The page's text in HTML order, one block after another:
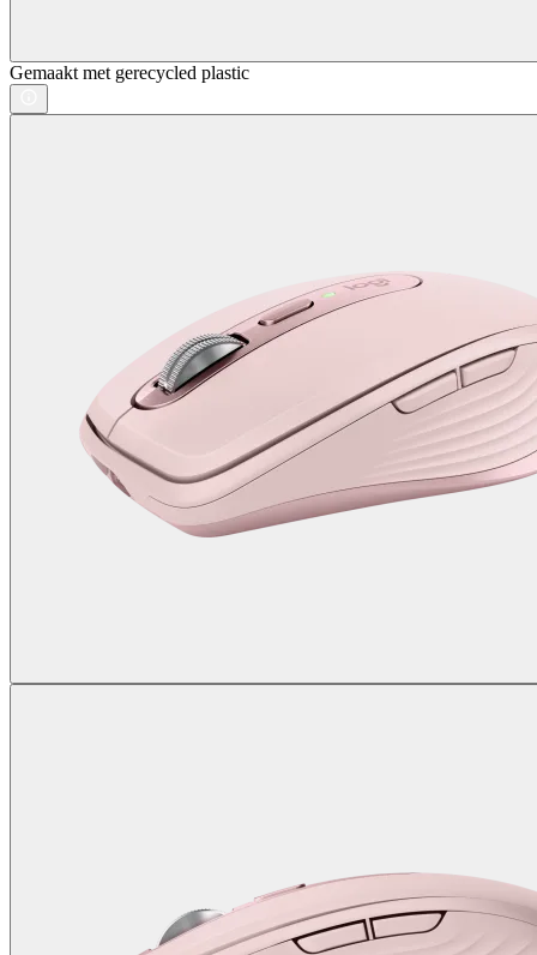
Gemaakt met gerecycled plastic